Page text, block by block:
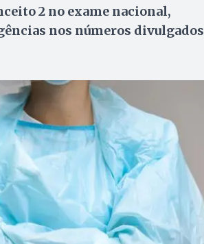
2 no exame nacional,
nos números divulgados